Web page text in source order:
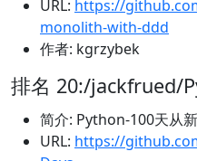
URL: https://
monolith-with-ddd
作者: kgrzybek
排名 20:/jackfrued/
简介: Python-100天从
URL: https://